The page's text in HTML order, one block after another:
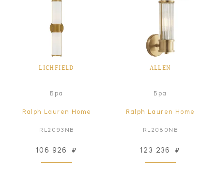
LICHFIELD
Бра
Ralph Lauren Home
RL2093NB
106 926 ₽
ALLEN
Бра
Ralph Lauren Home
RL2080NB
123 236 ₽